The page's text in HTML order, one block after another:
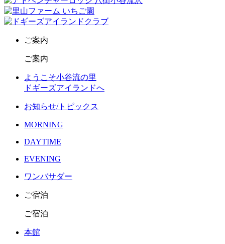
ご案内
ご案内
ようこそ小谷流の里
ドギーズアイランドへ
お知らせ/トピックス
MORNING
DAYTIME
EVENING
ワンバサダー
ご宿泊
ご宿泊
本館